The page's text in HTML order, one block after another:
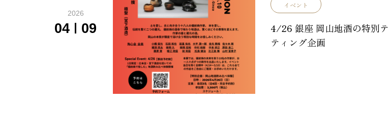
2026
04 09
イベント
4/26 銀座 岡山地酒の特別テイス
ティング企画